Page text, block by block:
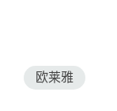
欧莱雅